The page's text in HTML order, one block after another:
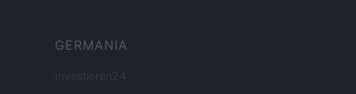
GERMANIA
Investieren24